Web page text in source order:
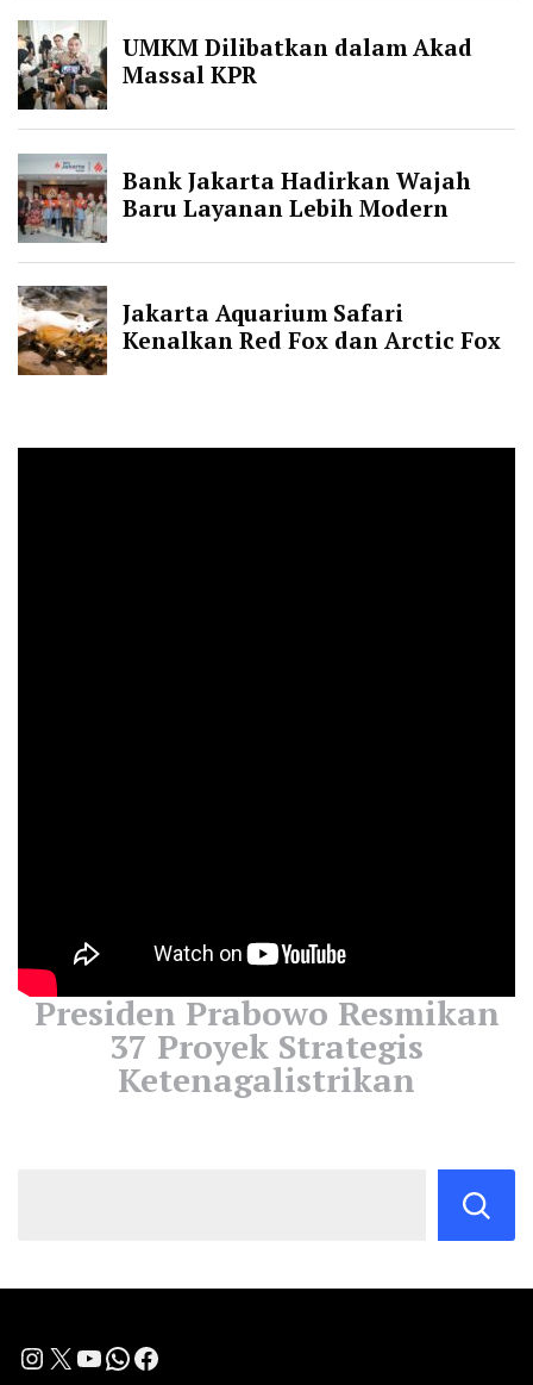
Presiden Prabowo Resmikan
37 Proyek Strategis
Ketenagalistrikan
Instagram
X YouTube
WhatsApp
Facebook